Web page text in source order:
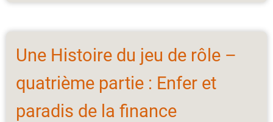
Une Histoire du jeu de rôle –
quatrième partie : Enfer et
paradis de la finance